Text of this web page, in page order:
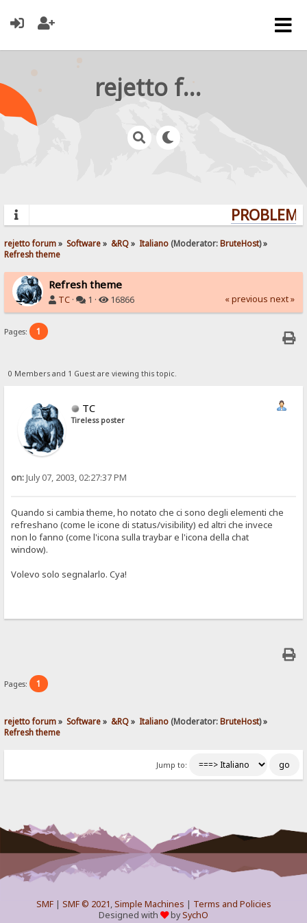
rejetto forum
rejetto forum» Software» &RQ» Italiano (Moderator:BruteHost) »
Refresh theme
Refresh theme
TC · 1 · 16866 « previous next »
Pages: 1
0 Members and 1 Guest are viewing this topic.
TC
Tireless poster
on:July 07, 2003, 02:27:37 PM
Quando si cambia theme, ho notato che ci sono degli elementi che
refreshano (come le icone di status/visibility) ed altri che invece
non lo fanno (come l'icona sulla traybar e l'icona della chat
window).
Volevo solo segnalarlo. Cya!
Pages: 1
rejetto forum» Software» &RQ» Italiano (Moderator:BruteHost) »
Refresh theme
Jump to:
SMF| SMF © 2021,Simple Machines | Terms and Policies
Designed with
bySychO